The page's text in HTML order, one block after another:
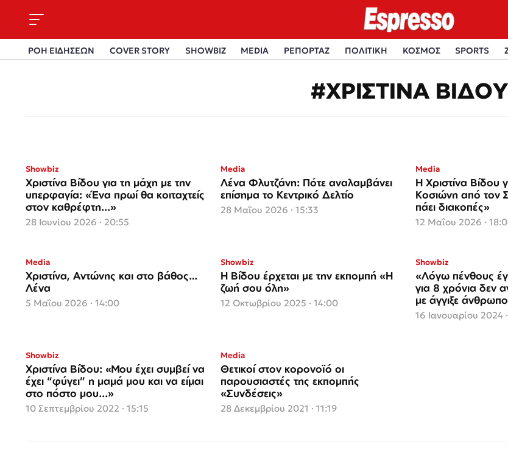
ΡΟΗ ΕΙΔΗΣΕΩΝ COVER STORY SHOWBIZ MEDIA ΡΕΠΟΡΤΑΖ ΠΟΛΙΤΙΚΗ ΚΟΣΜΟΣ SPORTS
#ΧΡΙΣΤΙΝΑ ΒΙΔΟΥ
Showbiz
Χριστίνα Βίδου για τη μάχη με την
υπερφαγία: «Ένα πρωί θα κοιταχτείς
στον καθρέφτη...»
28 Ιουνίου 2026 · 20:55
Media
Λένα Φλυτζάνη: Πότε αναλαμβάνει
επίσημα το Κεντρικό Δελτίο
28 Μαΐου 2026 · 15:33
Media
Η Χριστίνα Βίδου
Κοσιώνη από τον
πάει διακοπές»
12 Μαΐου 2026 ·
Media
Χριστίνα, Αντώνης και στο βάθος…
Λένα
5 Μαΐου 2026 · 14:00
Showbiz
Η Βίδου έρχεται με την εκπομπή «Η
ζωή σου όλη»
12 Οκτωβρίου 2025 · 14:00
Showbiz
«Λόγω πένθους
για 8 χρόνια δεν
με άγγιξε
16 Ιανουαρίου 2024
Showbiz
Χριστίνα Βίδου: «Μου έχει συμβεί να
έχει “φύγει” η μαμά μου και να είμαι
στο πόστο μου...»
10 Σεπτεμβρίου 2022 · 15:15
Media
Θετικοί στον κορονοϊό οι
παρουσιαστές της εκπομπής
«Συνδέσεις»
28 Δεκεμβρίου 2021 · 11:19